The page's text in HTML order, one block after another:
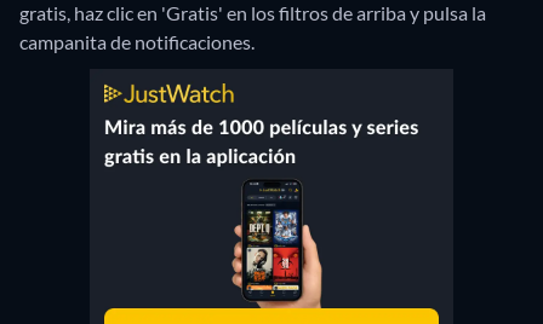
gratis, haz clic en 'Gratis' en los filtros de arriba y pulsa la
campanita de notificaciones.